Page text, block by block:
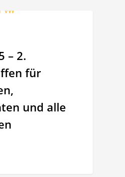
– 2.
für
und alle